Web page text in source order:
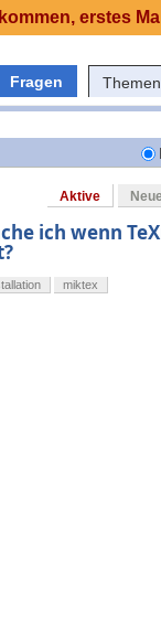
Fragen Themen
Aktive
ich wenn
miktex
erstes